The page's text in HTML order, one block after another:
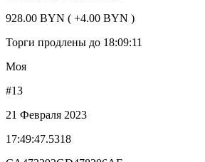
928.00 BYN ( +4.00 BYN )
Торги продлены до 18:09:11
Моя
#13
21 Февраля 2023
17:49:47.5318